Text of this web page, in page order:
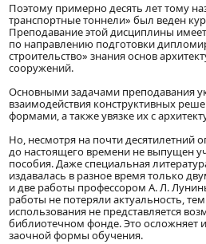
Поэтому примерно десять лет тому
транспортные тоннели» был веден
Преподавание этой дисциплины
по направлению подготовки
строительство» знания основ
сооружений.
Основными задачами преподавания
взаимодействия конструктивных
формами, а также увязке их с
Но, несмотря на почти
до настоящего времени не выпущен
пособия. Даже специальная
издавалась в разное время только
и две работы профессором А. Л.
работы не потеряли актуальность,
использования не представляется
библиотечном фонде. Это осложняет
заочной формы обучения.